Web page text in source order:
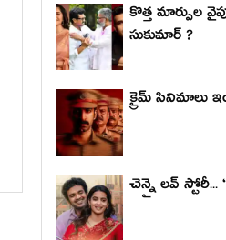
కొత్త మార్పుల
సుకుమార్ ?
క్రైమ్ సినిమాలు
చెన్నై లవ్ స్టోరీ...